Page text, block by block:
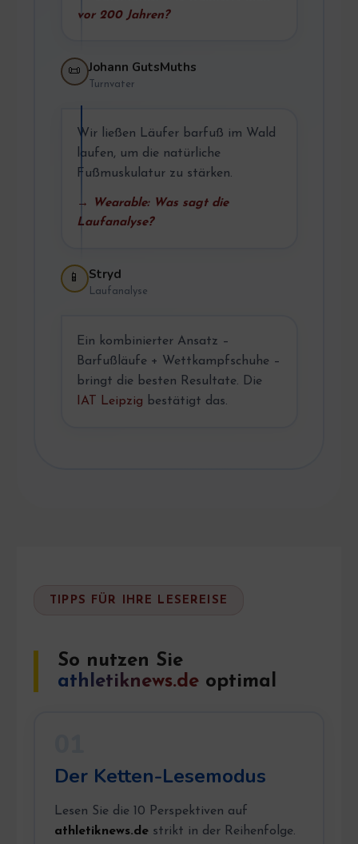
vor 200 Jahren?
📜 Johann GutsMuths
Turnvater
Wir ließen Läufer barfuß im Wald
laufen, um die natürliche
Fußmuskulatur zu stärken.
→ Wearable: Was sagt die
Laufanalyse?
📱 Stryd
Laufanalyse
Ein kombinierter Ansatz –
Barfußläufe + Wettkampfschuhe –
bringt die besten Resultate. Die
IAT Leipzig bestätigt das.
TIPPS FÜR IHRE LESEREISE
So nutzen Sie
athletiknews.de optimal
Der Ketten-Lesemodus
Lesen Sie die 10 Perspektiven auf
athletiknews.destrikt in der Reihenfolge.